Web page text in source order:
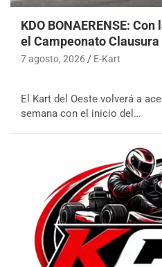
KDO BONAERENSE:
el Campeonato Clausura
7 agosto, 2026 E-Kart
El Kart del Oeste volverá a
semana con el inicio del…